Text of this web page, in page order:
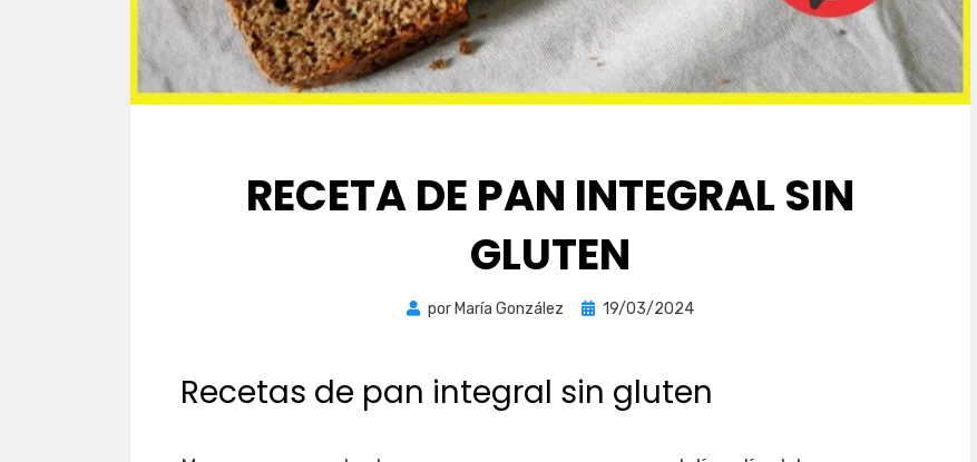
RECETA DE PAN INTEGRAL SIN
GLUTEN
por María González
Publicada
19/03/2024
Recetas de pan integral sin gluten